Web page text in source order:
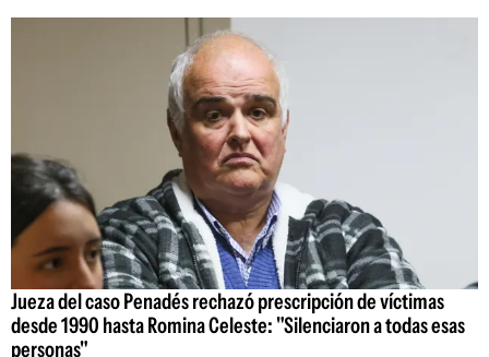
Jueza del caso Penadés rechazó prescripción de víctimas
desde 1990 hasta Romina Celeste: "Silenciaron a todas esas
personas"